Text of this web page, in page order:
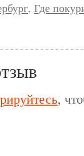
, Где
,